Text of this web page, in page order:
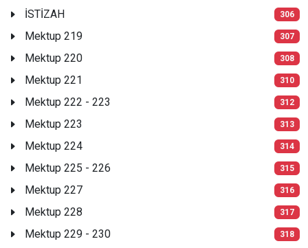
İSTİZAH 306
Mektup 219 307
Mektup 220 308
Mektup 221 310
Mektup 222 - 223 312
Mektup 223 313
Mektup 224 314
Mektup 225 - 226 315
Mektup 227 316
Mektup 228 317
Mektup 229 - 230 318